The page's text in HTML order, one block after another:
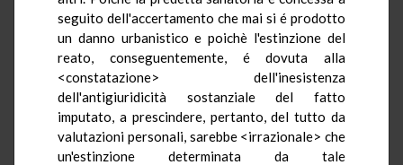
seguito dell'accertamento che mai si é prodotto
un danno urbanistico e poichè l'estinzione del
reato, conseguentemente, é dovuta alla
<constatazione> dell'inesistenza
dell'antigiuridicità sostanziale del fatto
imputato, a prescindere, pertanto, del tutto da
valutazioni personali, sarebbe <irrazionale> che
un'estinzione determinata da tale